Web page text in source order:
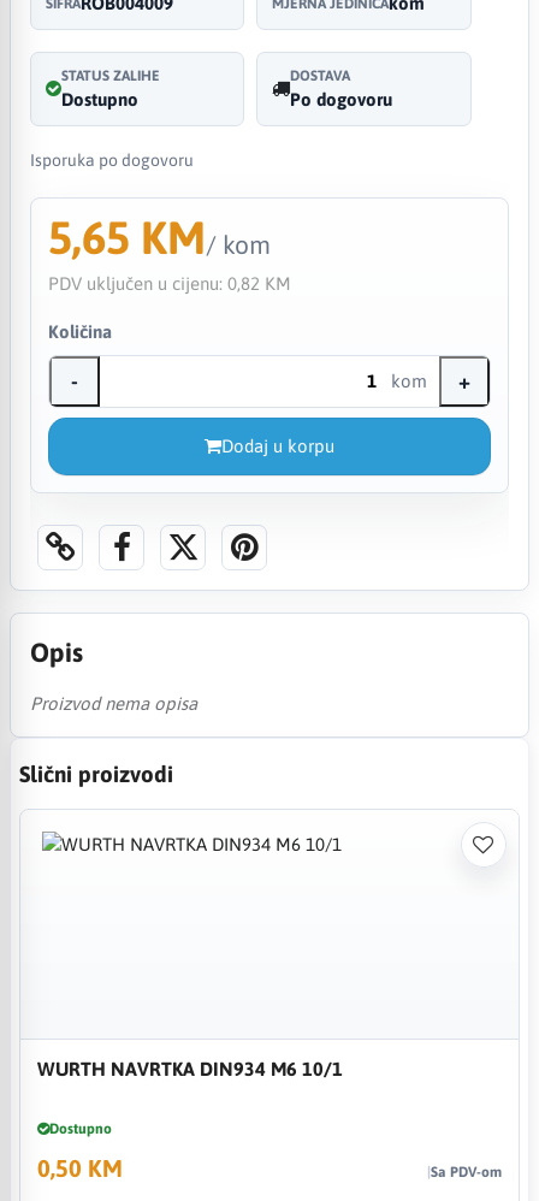
STATUS ZALIHE
Dostupno
DOSTAVA
Po dogovoru
Isporuka po dogovoru
5,65 KM/ kom
PDV uključen u cijenu: 0,82 KM
Količina
- kom +
Dodaj u korpu
Opis
Proizvod nema opisa
Slični proizvodi
WURTH NAVRTKA DIN934 M6 10/1
Dostupno
0,50 KM Sa PDV-om